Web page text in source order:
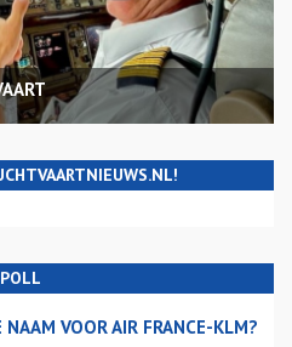
POLL
VOOR AIR FRANCE-KLM?